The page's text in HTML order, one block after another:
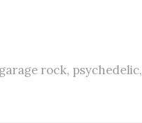
garage rock, psychedelic,